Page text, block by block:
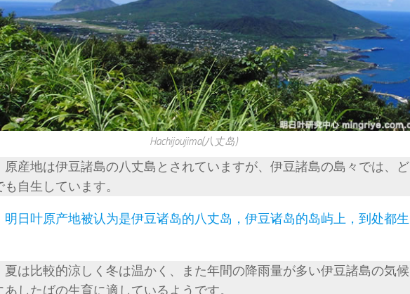
Hachijoujima(八丈岛)
原産地は伊豆諸島の八丈島とされていますが、伊豆諸島の島々では、ど
も自生しています。
明日叶原产地被认为是伊豆诸岛的八丈岛，伊豆诸岛的岛屿上，到处都生
夏は比較的涼しく冬は温かく、また年間の降雨量が多い伊豆諸島の気候
あしたばの生育に適しているようです。